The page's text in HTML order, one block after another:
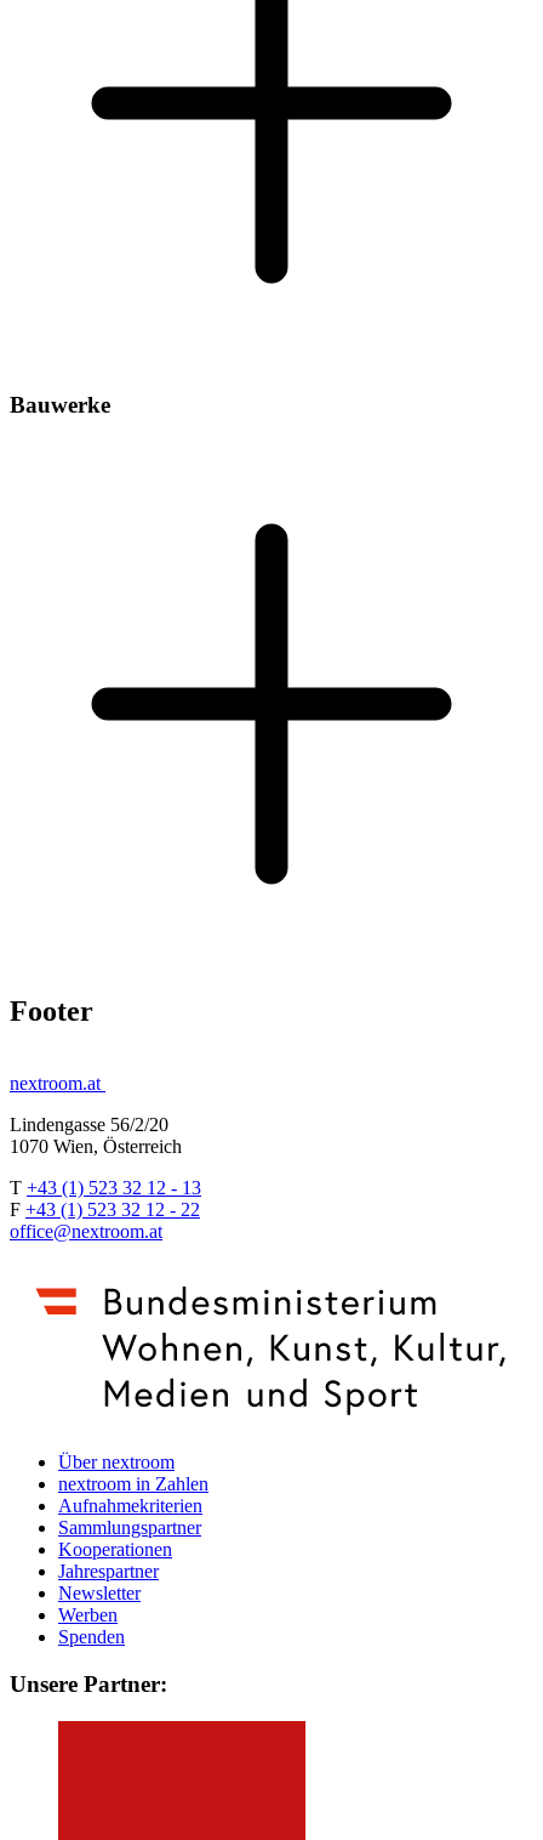
Bauwerke
Footer
nextroom.at
Lindengasse 56/2/20
1070 Wien, Österreich
T +43 (1) 523 32 12 - 13
F +43 (1) 523 32 12 - 22
office@nextroom.at
Über nextroom
nextroom in Zahlen
Aufnahmekriterien
Sammlungspartner
Kooperationen
Jahrespartner
Newsletter
Werben
Spenden
Unsere Partner: